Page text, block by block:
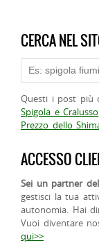
CERCA NEL
Questi i post più
Spigola e Cralusso
Prezzo dello
ACCESSO
Sei un partner
gestisci la tua
autonomia. Hai
Vuoi diventare
qui>>